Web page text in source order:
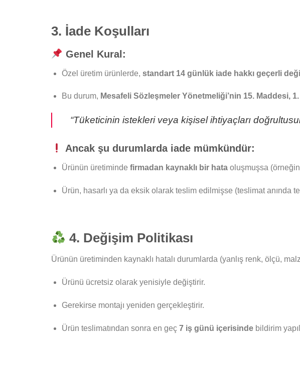
3. İade Koşulları
Genel Kural:
Özel üretim ürünlerde, standart 14 günlük iade hakkı geçerli
Bu durum, Mesafeli Sözleşmeler Yönetmeliği’nin 15. Maddesi, 1.
“Tüketicinin istekleri veya kişisel ihtiyaçları
Ancak şu durumlarda iade mümkündür:
Ürünün üretiminde firmadan kaynaklı bir hataoluşmuşsa
Ürün, hasarlı ya da eksik olarak teslim edilmişse (teslimat anında
4. Değişim Politikası
Ürünün üretiminden kaynaklı hatalı durumlarda (yanlış renk, ölçü,
Ürünü ücretsiz olarak yenisiyle değiştirir.
Gerekirse montajı yeniden gerçekleştirir.
Ürün teslimatından sonra en geç 7 iş günü içerisindebildirim